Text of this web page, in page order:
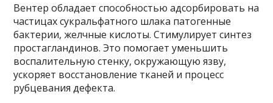
Вентер обладает способностью адсорбировать на
частицах сукральфатного шлака патогенные
бактерии, желчные кислоты. Стимулирует синтез
простагландинов. Это помогает уменьшить
воспалительную стенку, окружающую язву,
ускоряет восстановление тканей и процесс
рубцевания дефекта.